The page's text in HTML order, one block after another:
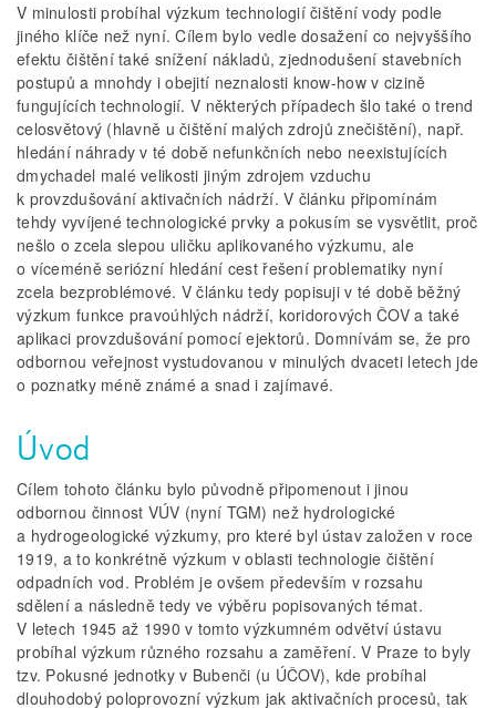
V minulosti probíhal výzkum technologií čištění vody podle
jiného klíče než nyní. Cílem bylo vedle dosažení co nejvyššího
efektu čištění také snížení nákladů, zjednodušení stavebních
postupů a mnohdy i obejití neznalosti know-how v cizině
fungujících technologií. V některých případech šlo také o trend
celosvětový (hlavně u čištění malých zdrojů znečištění), např.
hledání náhrady v té době nefunkčních nebo neexistujících
dmychadel malé velikosti jiným zdrojem vzduchu
k provzdušování aktivačních nádrží. V článku připomínám
tehdy vyvíjené technologické prvky a pokusím se vysvětlit, proč
nešlo o zcela slepou uličku aplikovaného výzkumu, ale
o víceméně seriózní hledání cest řešení problematiky nyní
zcela bezproblémové. V článku tedy popisuji v té době běžný
výzkum funkce pravoúhlých nádrží, koridorových ČOV a také
aplikaci provzdušování pomocí ejektorů. Domnívám se, že pro
odbornou veřejnost vystudovanou v minulých dvaceti letech jde
o poznatky méně známé a snad i zajímavé.
Úvod
Cílem tohoto článku bylo původně připomenout i jinou
odbornou činnost VÚV (nyní TGM) než hydrologické
a hydrogeologické výzkumy, pro které byl ústav založen v roce
1919, a to konkrétně výzkum v oblasti technologie čištění
odpadních vod. Problém je ovšem především v rozsahu
sdělení a následně tedy ve výběru popisovaných témat.
V letech 1945 až 1990 v tomto výzkumném odvětví ústavu
probíhal výzkum různého rozsahu a zaměření. V Praze to byly
tzv. Pokusné jednotky v Bubenči (u ÚČOV), kde probíhal
dlouhodobý poloprovozní výzkum jak aktivačních procesů, tak